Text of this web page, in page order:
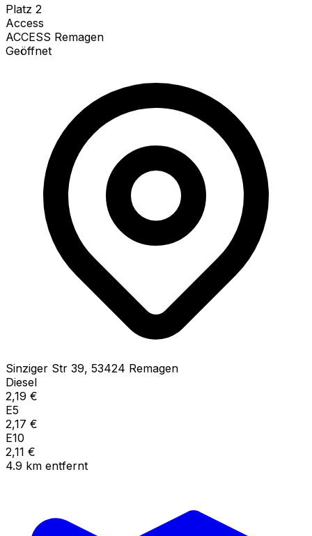
Platz 2
Access
ACCESS Remagen
Geöffnet
Sinziger Str 39, 53424 Remagen
Diesel
2,19 €
E5
2,17 €
E10
2,11 €
4.9 km entfernt